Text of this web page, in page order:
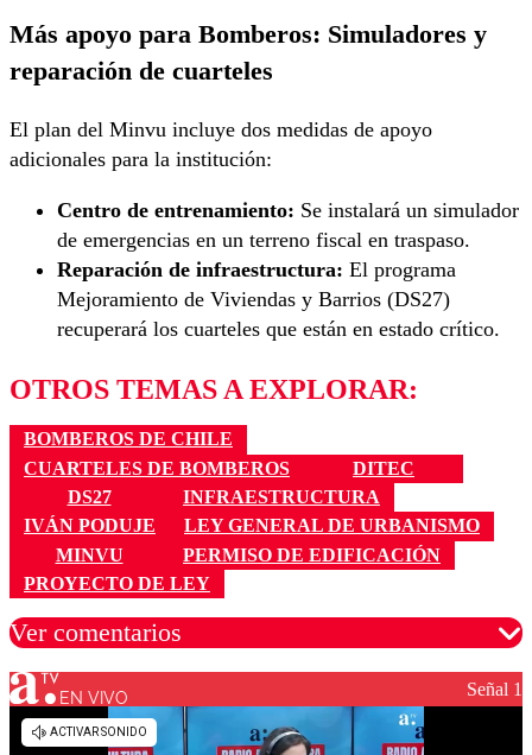
Más apoyo para Bomberos: Simuladores y
reparación de cuarteles
El plan del Minvu incluye dos medidas de apoyo
adicionales para la institución:
Centro de entrenamiento: Se instalará un simulador
de emergencias en un terreno fiscal en traspaso.
Reparación de infraestructura: El programa
Mejoramiento de Viviendas y Barrios (DS27)
recuperará los cuarteles que están en estado crítico.
OTROS TEMAS A EXPLORAR:
BOMBEROS DE CHILE
CUARTELES DE BOMBEROS
DITEC
DS27
INFRAESTRUCTURA
IVÁN PODUJE
LEY GENERAL DE URBANISMO
MINVU
PERMISO DE EDIFICACIÓN
PROYECTO DE LEY
Ver comentarios
Los comentarios son moderados para garantizar un
diálogo respetuoso.
EN VIVO Señal 1